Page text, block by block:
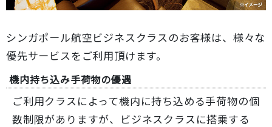
シンガポール航空ビジネスクラスのお客様は、様々な
優先サービスをご利用頂けます。
機内持ち込み手荷物の優遇
ご利用クラスによって機内に持ち込める手荷物の個
数制限がありますが、ビジネスクラスに搭乗する